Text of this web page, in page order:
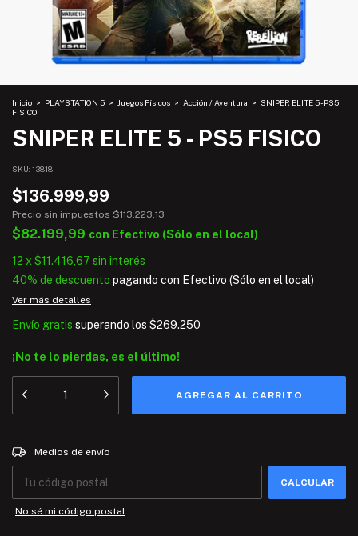
Inicio > PLAYSTATION 5 > Juegos Físicos > Acción / Aventura > SNIPER ELITE 5 - PS5
FISICO
SNIPER ELITE 5 - PS5 FISICO
SKU: 13818
$136.999,99
Precio sin impuestos $113.223,13
$82.199,99 con Efectivo (Sólo en el local)
12 x $11.416,67 sin interés
40% de descuento pagando con Efectivo (Sólo en el local)
Ver más detalles
Envío gratis superando los $269.250
¡No te lo pierdas, es el último!
Entregas para el CP:
Medios de envío
CALCULAR
No sé mi código postal